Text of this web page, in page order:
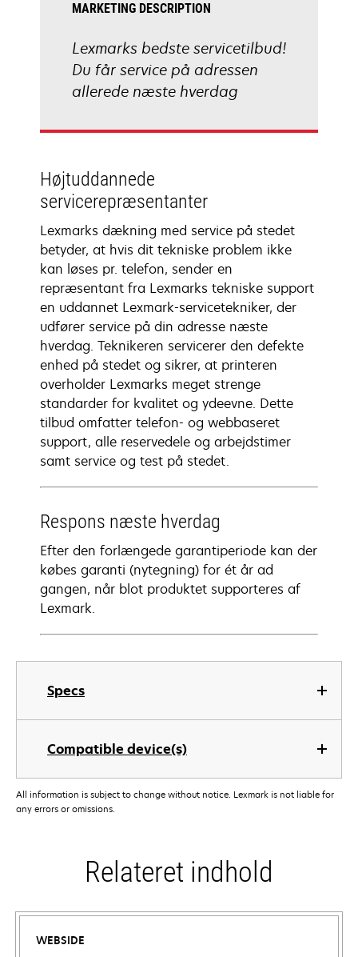
Specs
Compatible device(s)
MARKETING DESCRIPTION
Lexmarks bedste servicetilbud!
Du får service på adressen
allerede næste hverdag
Højtuddannede
servicerepræsentanter
Lexmarks dækning med service på stedet
betyder, at hvis dit tekniske problem ikke
kan løses pr. telefon, sender en
repræsentant fra Lexmarks tekniske support
en uddannet Lexmark-servicetekniker, der
udfører service på din adresse næste
hverdag. Teknikeren servicerer den defekte
enhed på stedet og sikrer, at printeren
overholder Lexmarks meget strenge
standarder for kvalitet og ydeevne. Dette
tilbud omfatter telefon- og webbaseret
support, alle reservedele og arbejdstimer
samt service og test på stedet.
Respons næste hverdag
Efter den forlængede garantiperiode kan der
købes garanti (nytegning) for ét år ad
gangen, når blot produktet supporteres af
Lexmark.
All information is subject to change without notice. Lexmark is not liable for
any errors or omissions.
Relateret indhold
WEBSIDE